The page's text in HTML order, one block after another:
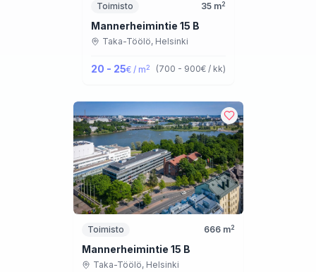
Toimisto 35m2
Mannerheimintie 15 B
Taka-Töölö, Helsinki
20 - 25€ / m2 (700 - 900€ / kk)
Toimisto 666m2
Mannerheimintie 15 B
Taka-Töölö, Helsinki